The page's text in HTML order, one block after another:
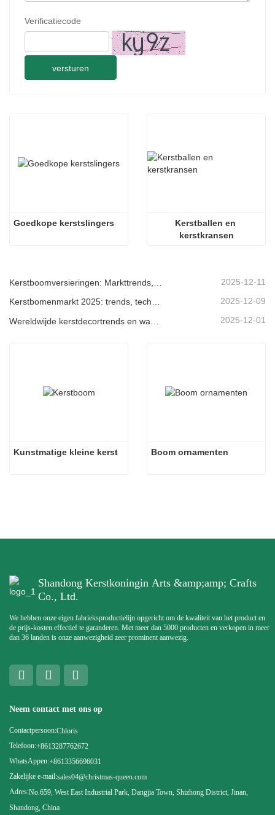
Verificatiecode
versturen
Goedkope kerstslingers
Kerstballen en
kerstkransen
2025-12-11
Kerstbomenmarkt 2025: trends, technologieën en inkoopgids voor B2B-kopers 2025-12-09
2025-12-01
Kunstmatige kleine kerst Boom ornamenten
Shandong Kerstkoningin Arts &amp;amp; Crafts
Co., Ltd.
We hebben onze eigen fabrieksproductielijn opgericht om de kwaliteit van het product en
de prijs-kosten effectief te garanderen. Met meer dan 5000 producten en verkopen in meer
dan 36 landen is onze aanwezigheid zeer prominent aanwezig.
Neem contact met ons op
Contactpersoon:Chloris
Telefoon:+8613287762672
WhatsAppen:+8613356696031
Zakelijke e-mail:sales04@christmas-queen.com
Adres:No.659, West East Industrial Park, Dangjia Town, Shizhong District, Jinan,
Shandong, China